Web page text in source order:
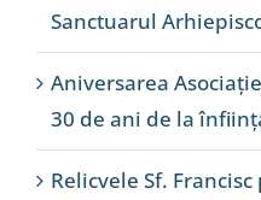
Sanctuarul
Aniversarea
30 de ani de la
Relicvele Sf.